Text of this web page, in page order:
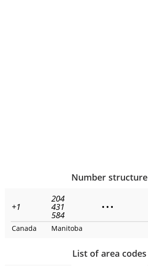
Number structure
+1
204
431
584
• • •
Canada Manitoba
List of area codes